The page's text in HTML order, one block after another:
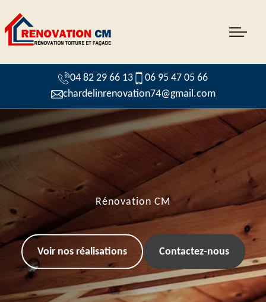
04 82 29 66 13
06 95 47 05 66
chardelinrenovation74@gmail.com
Rénovation CM
Voir nos réalisations Contactez-nous